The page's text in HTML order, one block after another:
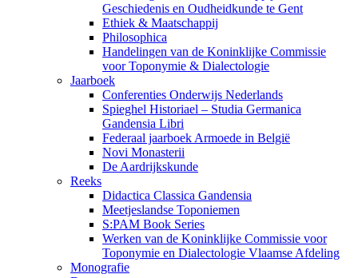
Geschiedenis en Oudheidkunde te Gent
Ethiek & Maatschappij
Philosophica
Handelingen van de Koninklijke Commissie
voor Toponymie & Dialectologie
Jaarboek
Conferenties Onderwijs Nederlands
Spieghel Historiael – Studia Germanica
Gandensia Libri
Federaal jaarboek Armoede in België
Novi Monasterii
De Aardrijkskunde
Reeks
Didactica Classica Gandensia
Meetjeslandse Toponiemen
S:PAM Book Series
Werken van de Koninklijke Commissie voor
Toponymie en Dialectologie Vlaamse Afdeling
Monografie